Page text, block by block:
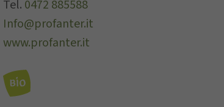
Tel. 0472 885588
Info@profanter.it
www.profanter.it